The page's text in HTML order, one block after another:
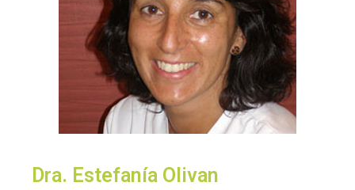
Dra. Estefanía Olivan